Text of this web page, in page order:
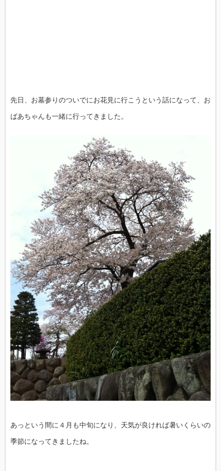
先日、お墓参りのついでにお花見に行こうという話になって、お
ばあちゃんも一緒に行ってきました。
あっという間に４月も中旬になり、天気が良ければ暑いくらいの
季節になってきましたね。